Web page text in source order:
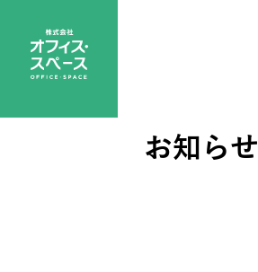
お知らせ